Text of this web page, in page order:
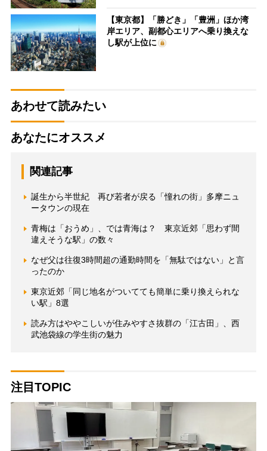
【東京都】「勝どき」「豊洲」ほか湾
岸エリア、副都心エリアへ乗り換えな
し駅が上位に
あわせて読みたい
あなたにオススメ
関連記事
誕生から半世紀 再び若者が戻る「憧れの街」多摩ニュ
ータウンの現在
青梅は「おうめ」、では青海は？ 東京近郊「思わず間
違えそうな駅」の数々
なぜ父は往復3時間超の通勤時間を「無駄ではない」と言
ったのか
東京近郊「同じ地名がついてても簡単に乗り換えられな
い駅」8選
読み方はややこしいが住みやすさ抜群の「江古田」、西
武池袋線の学生街の魅力
注目TOPIC